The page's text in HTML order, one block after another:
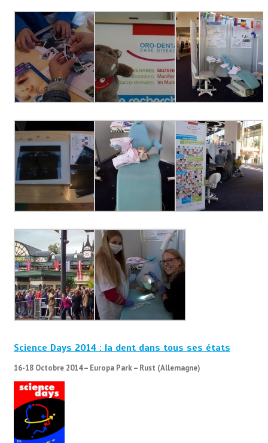
Science Days 2014 : la dent dans tous ses états
16-18 Octobre 2014 – Europa Park – Rust (Allemagne)